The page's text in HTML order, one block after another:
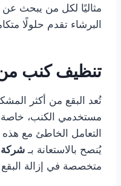
مثاليًا لكل من يبحث
البرشاء تقدم حلولًا
تنظيف كنب من
تُعد البقع من أكثر
مستخدمي الكنب، خاصة
التعامل الخاطئ مع هذه
يُنصح بالاستعانة بـ شركة
متخصصة في إزالة